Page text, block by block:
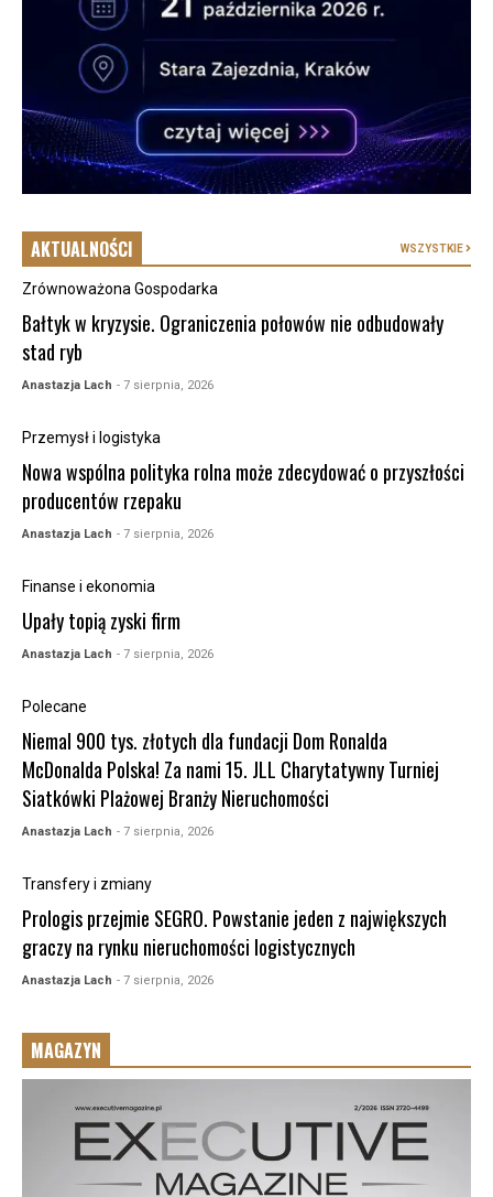
AKTUALNOŚCI WSZYSTKIE
Zrównoważona Gospodarka
Bałtyk w kryzysie. Ograniczenia połowów nie odbudowały
stad ryb
Anastazja Lach - 7 sierpnia, 2026
Przemysł i logistyka
Nowa wspólna polityka rolna może zdecydować o przyszłości
producentów rzepaku
Anastazja Lach - 7 sierpnia, 2026
Finanse i ekonomia
Upały topią zyski firm
Anastazja Lach - 7 sierpnia, 2026
Polecane
Niemal 900 tys. złotych dla fundacji Dom Ronalda
McDonalda Polska! Za nami 15. JLL Charytatywny Turniej
Siatkówki Plażowej Branży Nieruchomości
Anastazja Lach - 7 sierpnia, 2026
Transfery i zmiany
Prologis przejmie SEGRO. Powstanie jeden z największych
graczy na rynku nieruchomości logistycznych
Anastazja Lach - 7 sierpnia, 2026
MAGAZYN